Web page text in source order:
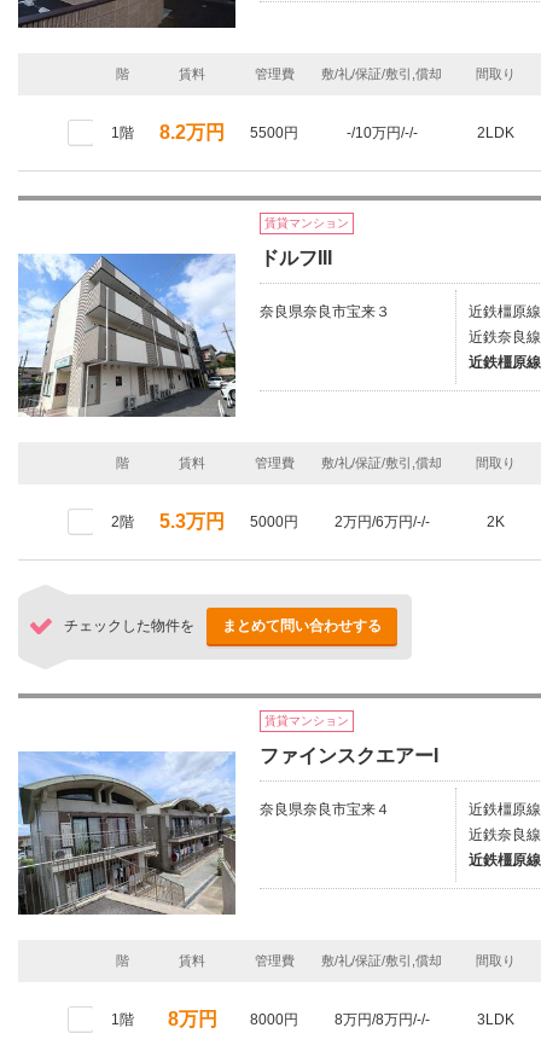
階 賃料 管理費 敷/礼/保証/敷引,償却 間取り
1階 8.2万円 5500円 -/10万円/-/- 2LDK
賃貸マンション
ドルフIII
奈良県奈良市宝来３
近鉄橿原
近鉄奈良
近鉄橿原
階 賃料 管理費 敷/礼/保証/敷引,償却 間取り
2階 5.3万円 5000円 2万円/6万円/-/- 2K
チェックした物件を まとめて問い合わせする
賃貸マンション
ファインスクエアーI
奈良県奈良市宝来４
近鉄橿原
近鉄奈良
近鉄橿原
階 賃料 管理費 敷/礼/保証/敷引,償却 間取り
1階 8万円 8000円 8万円/8万円/-/- 3LDK